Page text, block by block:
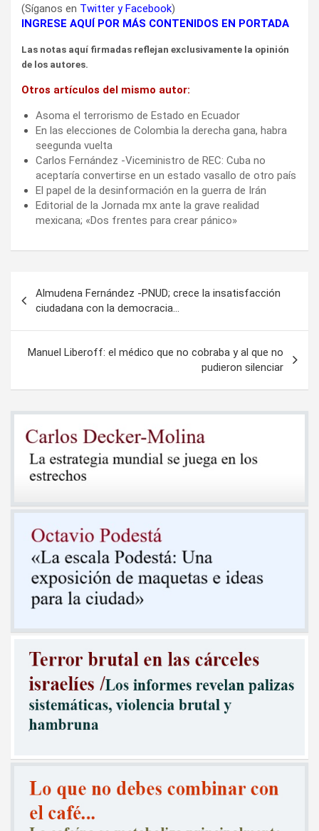
(Síganos en Twitter yFacebook)
INGRESE AQUÍ POR MÁS CONTENIDOS EN PORTADA
Las notas aquí firmadas reflejan exclusivamente la opinión
de los autores.
Otros artículos del mismo autor:
Asoma el terrorismo de Estado en Ecuador
En las elecciones de Colombia la derecha gana, habra
seegunda vuelta
Carlos Fernández -Viceministro de REC: Cuba no
aceptaría convertirse en un estado vasallo de otro país
El papel de la desinformación en la guerra de Irán
Editorial de la Jornada mx ante la grave realidad
mexicana; «Dos frentes para crear pánico»
de
entradas
Almudena Fernández -PNUD; crece la insatisfacción
ciudadana con la democracia…
Manuel Liberoff: el médico que no cobraba y al que no
pudieron silenciar